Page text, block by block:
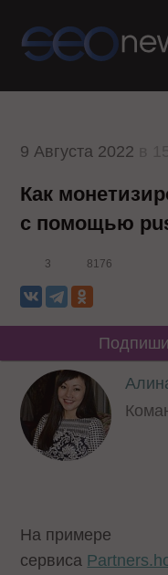
9 Августа 2022
Как
с помощью
3 8176
На примере
сервиса